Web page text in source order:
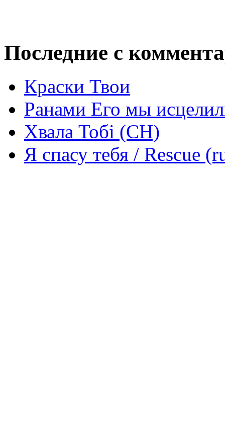
Последние с
Краски Твои
Ранами Его мы
Хвала Тобі (СН)
Я спасу тебя / Rescue